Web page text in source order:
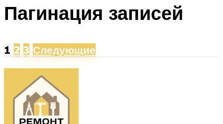
Пагинация записей
1 2 3 Следующие